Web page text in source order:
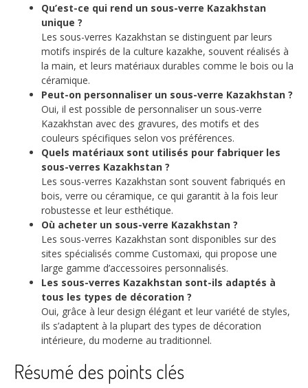
Qu’est-ce qui rend un sous-verre Kazakhstan
unique ?
Les sous-verres Kazakhstan se distinguent par leurs
motifs inspirés de la culture kazakhe, souvent réalisés à
la main, et leurs matériaux durables comme le bois ou la
céramique.
Peut-on personnaliser un sous-verre Kazakhstan ?
Oui, il est possible de personnaliser un sous-verre
Kazakhstan avec des gravures, des motifs et des
couleurs spécifiques selon vos préférences.
Quels matériaux sont utilisés pour fabriquer les
sous-verres Kazakhstan ?
Les sous-verres Kazakhstan sont souvent fabriqués en
bois, verre ou céramique, ce qui garantit à la fois leur
robustesse et leur esthétique.
Où acheter un sous-verre Kazakhstan ?
Les sous-verres Kazakhstan sont disponibles sur des
sites spécialisés comme Customaxi, qui propose une
large gamme d’accessoires personnalisés.
Les sous-verres Kazakhstan sont-ils adaptés à
tous les types de décoration ?
Oui, grâce à leur design élégant et leur variété de styles,
ils s’adaptent à la plupart des types de décoration
intérieure, du moderne au traditionnel.
Résumé des points clés